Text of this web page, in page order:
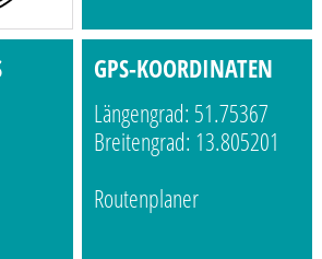
GPS-KOORDINATEN
Längengrad: 51.75367
Breitengrad: 13.805201
Routenplaner